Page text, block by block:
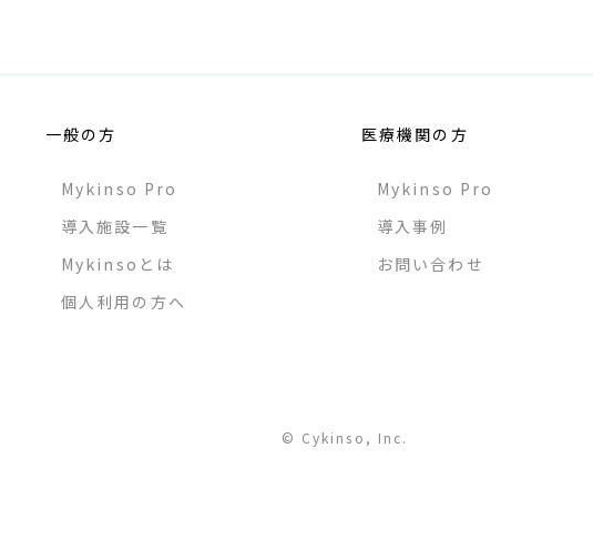
一般の方
Mykinso Pro
導入施設一覧
Mykinsoとは
個人利用の方へ
医療機関の方
Mykinso Pro
導入事例
お問い合わせ
© Cykinso, Inc.